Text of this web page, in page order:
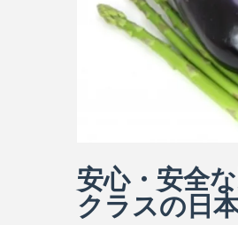
安心・安全
クラスの日